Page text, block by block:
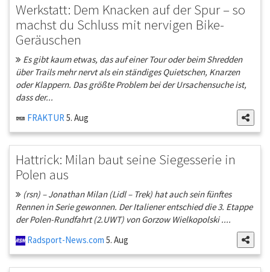
Werkstatt: Dem Knacken auf der Spur – so
machst du Schluss mit nervigen Bike-
Geräuschen
Es gibt kaum etwas, das auf einer Tour oder beim Shredden
über Trails mehr nervt als ein ständiges Quietschen, Knarzen
oder Klappern. Das größte Problem bei der Ursachensuche ist,
dass der...
FRAKTUR 5. Aug
Hattrick: Milan baut seine Siegesserie in
Polen aus
(rsn) – Jonathan Milan (Lidl – Trek) hat auch sein fünftes
Rennen in Serie gewonnen. Der Italiener entschied die 3. Etappe
der Polen-Rundfahrt (2.UWT) von Gorzow Wielkopolski ....
Radsport-News.com 5. Aug